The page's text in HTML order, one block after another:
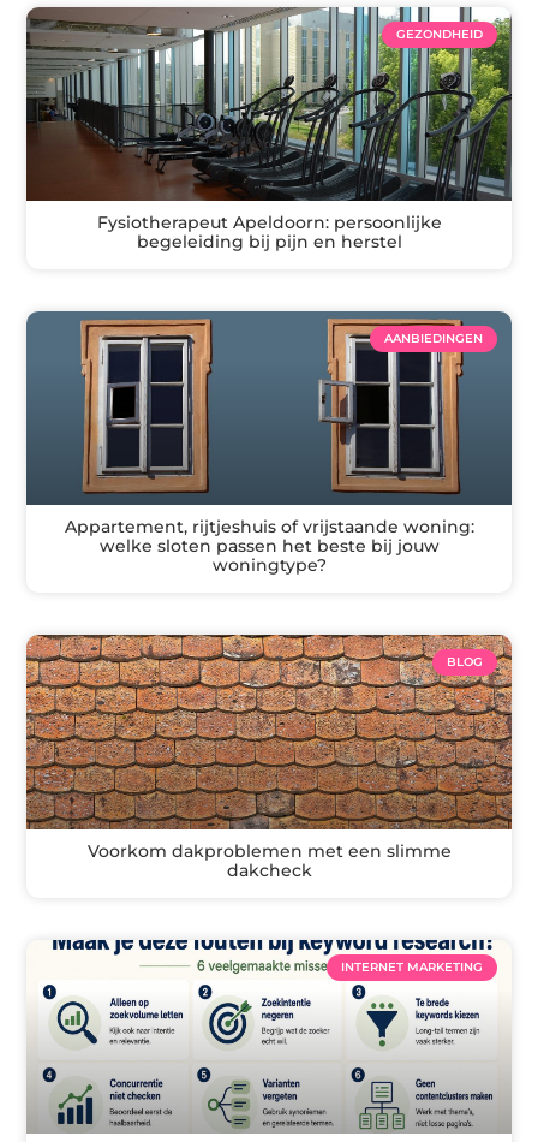
GEZONDHEID
Fysiotherapeut Apeldoorn: persoonlijke
begeleiding bij pijn en herstel
AANBIEDINGEN
Appartement, rijtjeshuis of vrijstaande woning:
welke sloten passen het beste bij jouw
woningtype?
BLOG
Voorkom dakproblemen met een slimme
dakcheck
INTERNET MARKETING